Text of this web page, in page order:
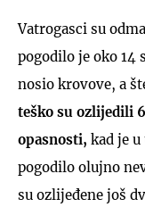
Vatrogasci su
pogodilo je oko 14
nosio krovove, a
teško su ozlijedili
opasnosti, kad je
pogodilo olujno
su ozlijeđene još